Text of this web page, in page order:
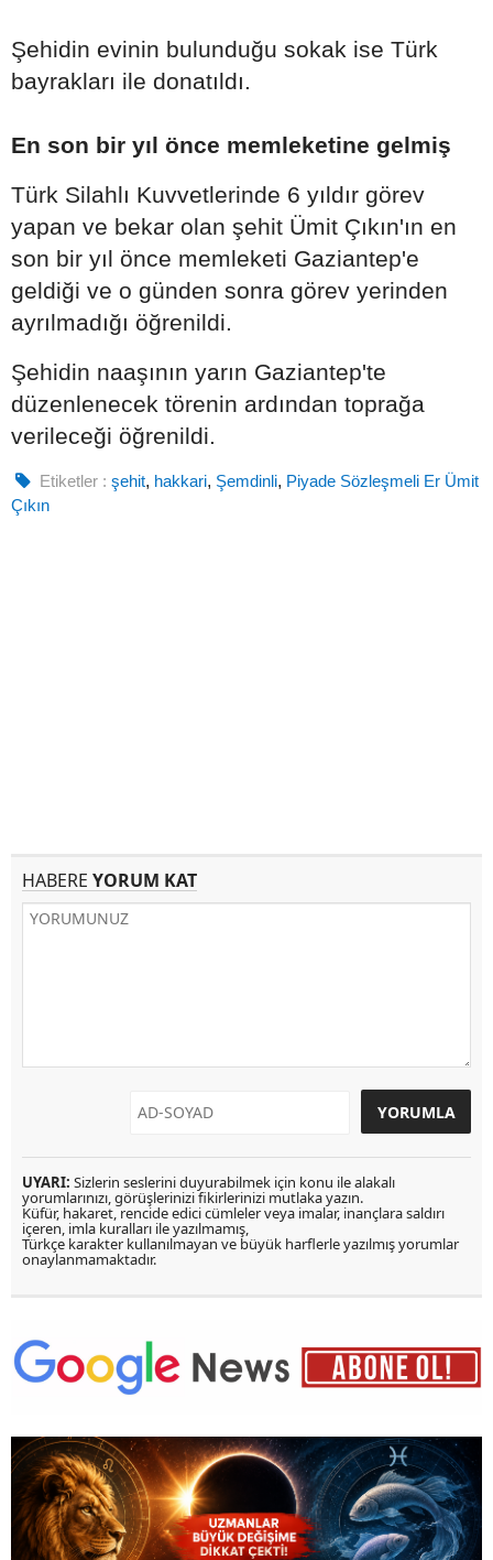
Şehidin evinin bulunduğu sokak ise Türk
bayrakları ile donatıldı.
En son bir yıl önce memleketine gelmiş
Türk Silahlı Kuvvetlerinde 6 yıldır görev
yapan ve bekar olan şehit Ümit Çıkın'ın en
son bir yıl önce memleketi Gaziantep'e
geldiği ve o günden sonra görev yerinden
ayrılmadığı öğrenildi.
Şehidin naaşının yarın Gaziantep'te
düzenlenecek törenin ardından toprağa
verileceği öğrenildi.
Etiketler : şehit, hakkari, Şemdinli, Piyade Sözleşmeli Er Ümit
Çıkın
HABERE YORUM KAT
UYARI: Sizlerin seslerini duyurabilmek için konu ile alakalı
yorumlarınızı, görüşlerinizi fikirlerinizi mutlaka yazın.
Küfür, hakaret, rencide edici cümleler veya imalar, inançlara saldırı
içeren, imla kuralları ile yazılmamış,
Türkçe karakter kullanılmayan ve büyük harflerle yazılmış yorumlar
onaylanmamaktadır.